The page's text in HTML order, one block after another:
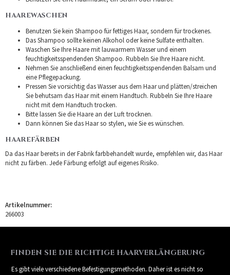
HAAREWASCHEN
Benutzen Sie kein Shampoo für fettiges Haar, sondern für trockenes.
Das Shampoo sollte keinen Alkohol oder keine Sulfate enthalten.
Waschen Sie Ihre Haare mit lauwarmem Wasser und einem
feuchtigkeitsspendenden Shampoo. Rubbeln Sie Ihre Haare nicht.
Nehmen Sie anschließend einen feuchtigkeitsspendenden Balsam und
eine Pflegepackung.
Pressen Sie vorsichtig das Wasser aus dem Haar und plätten/streichen
Sie behutsam das Haar mit einem Handtuch. Rubbeln Sie Ihre Haare
nicht mit dem Handtuch trocken.
Bitte lassen Sie die Haare an der Luft trocknen.
Dann können Sie das Haar so stylen, wie Sie es wünschen.
HAAREFÄRBEN
Da das Haar bereits in der Fabrik farbbehandelt wurde, empfehlen wir, das Haar
nicht zu färben. Jede Färbung erfolgt auf eigenes Risiko.
Artikelnummer:
266003
FINDEN SIE DIE RICHTIGE HAARVERLÄNGERUNG
Es gibt viele verschiedene Befestigungsmethoden. Daher ist es nicht so